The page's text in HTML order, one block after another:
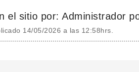
el sitio por: Administrador
14/05/2026 a las 12:58hrs.